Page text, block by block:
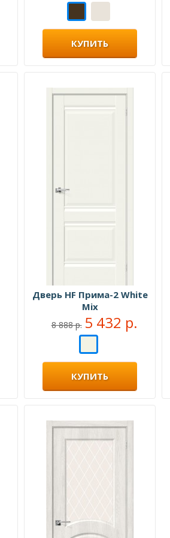
КУПИТЬ
Дверь HF Прима-2 White
Mix
8 888 р. 5 432 р.
КУПИТЬ